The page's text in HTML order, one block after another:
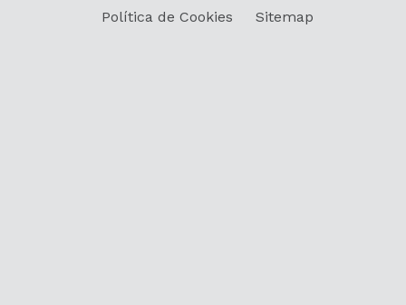
Política de Cookies
Sitemap